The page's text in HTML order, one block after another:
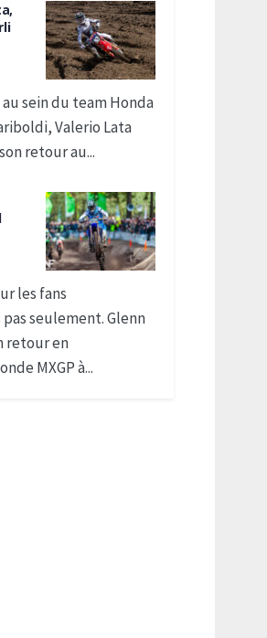
sein du team Honda
Valerio Lata
retour au...
les fans
seulement. Glenn
retour en
MXGP à...